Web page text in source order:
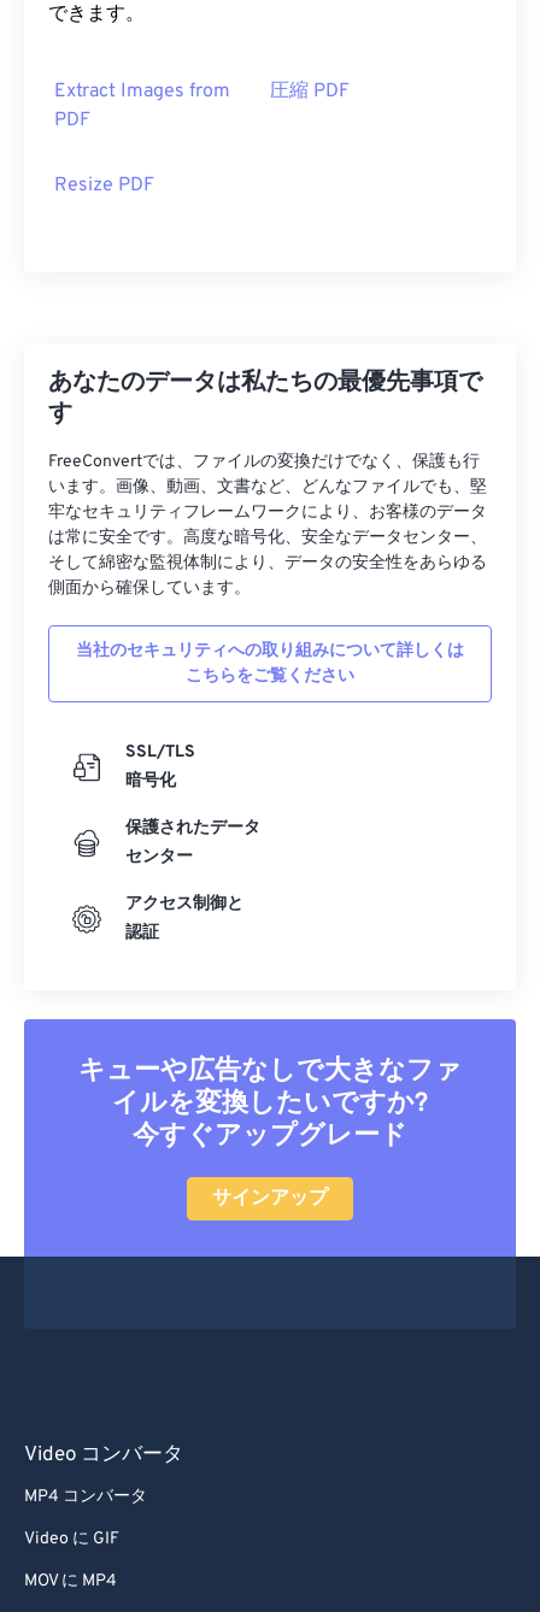
できます。
Extract Images from
PDF
圧縮 PDF
Resize PDF
あなたのデータは私たちの最優先事項で
す
FreeConvertでは、ファイルの変換だけでなく、保護も行
います。画像、動画、文書など、どんなファイルでも、堅
牢なセキュリティフレームワークにより、お客様のデータ
は常に安全です。高度な暗号化、安全なデータセンター、
そして綿密な監視体制により、データの安全性をあらゆる
側面から確保しています。
当社のセキュリティへの取り組みについて詳しくは
こちらをご覧ください
SSL/TLS
暗号化
保護されたデータ
センター
アクセス制御と
認証
キューや広告なしで大きなファ
イルを変換したいですか?
今すぐアップグレード
サインアップ
Video コンバータ
MP4 コンバータ
Video に GIF
MOV に MP4